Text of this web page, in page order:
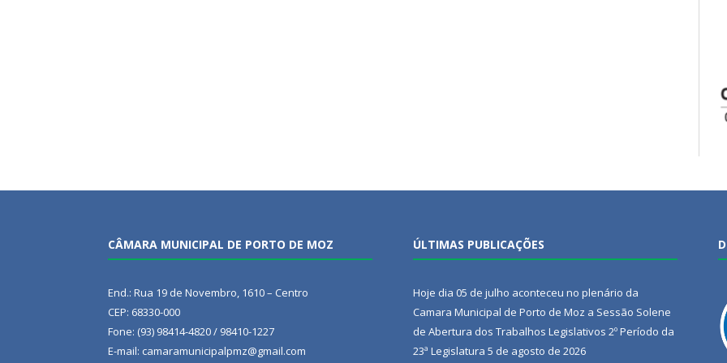
CÂMARA MUNICIPAL DE PORTO DE MOZ
End.: Rua 19 de Novembro, 1610 – Centro
CEP: 68330-000
Fone: (93) 98414-4820 / 98410-1227
E-mail: camaramunicipalpmz@gmail.com
ÚLTIMAS PUBLICAÇÕES
Hoje dia 05 de julho aconteceu no plenário da
Camara Municipal de Porto de Moz a Sessão Solene
de Abertura dos Trabalhos Legislativos 2º Período da
23ª Legislatura 5 de agosto de 2026